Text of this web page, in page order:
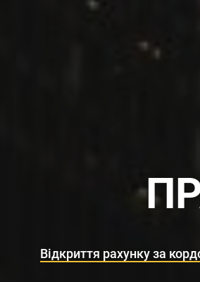
Відкриття рахунку за